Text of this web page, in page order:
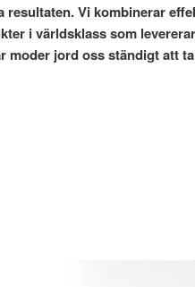
Vi kombinerar
i världsklass som
moder jord oss ständigt att